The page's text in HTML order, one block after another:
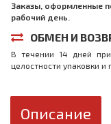
Заказы, оформленные
рабочий день.
ОБМЕН И
В течении 14 дней при
целостности упаковки и
Описание